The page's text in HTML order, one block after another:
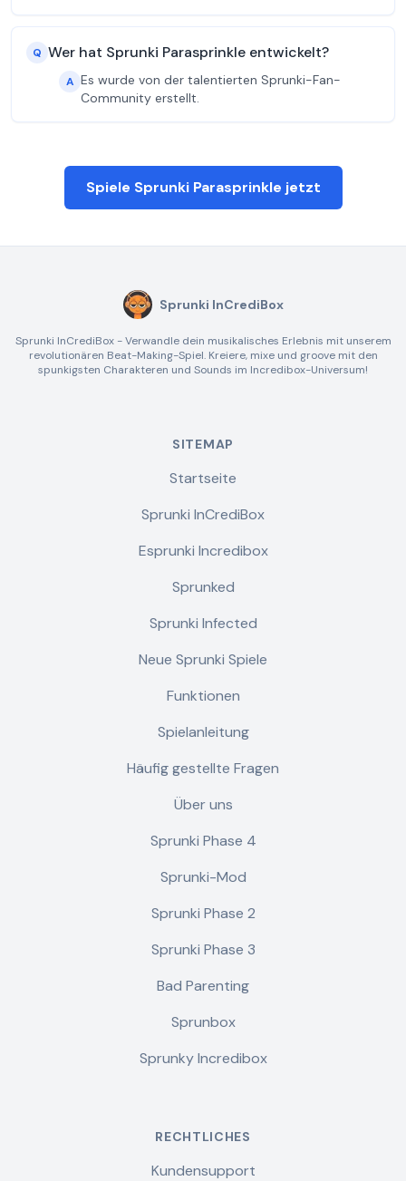
Q Wer hat Sprunki Parasprinkle entwickelt?
A Es wurde von der talentierten Sprunki-Fan-
Community erstellt.
Spiele Sprunki Parasprinkle jetzt
Sprunki InCrediBox
Sprunki InCrediBox - Verwandle dein musikalisches Erlebnis mit unserem
revolutionären Beat-Making-Spiel. Kreiere, mixe und groove mit den
spunkigsten Charakteren und Sounds im Incredibox-Universum!
SITEMAP
Startseite
Sprunki InCrediBox
Esprunki Incredibox
Sprunked
Sprunki Infected
Neue Sprunki Spiele
Funktionen
Spielanleitung
Häufig gestellte Fragen
Über uns
Sprunki Phase 4
Sprunki-Mod
Sprunki Phase 2
Sprunki Phase 3
Bad Parenting
Sprunbox
Sprunky Incredibox
RECHTLICHES
Kundensupport